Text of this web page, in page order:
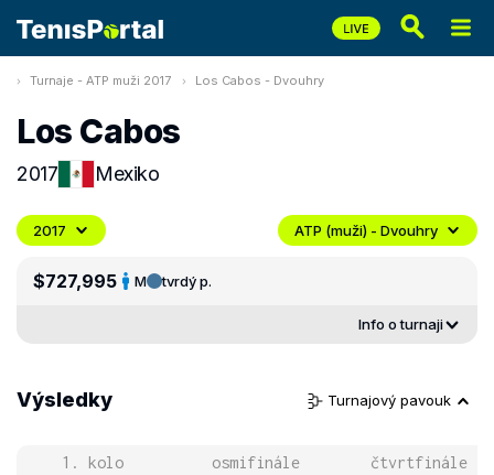
Turnaje - ATP muži 2017 Los Cabos - Dvouhry
Los Cabos
2017 Mexiko
2017 ATP (muži) - Dvouhry
$727,995 M tvrdý p.
Info o turnaji
Výsledky Turnajový pavouk
1. kolo osmifinále čtvrtfinále